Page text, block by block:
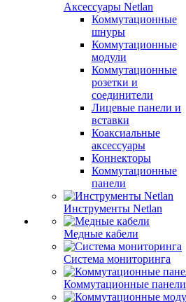
Аксессуары Netlan
Коммутационные
шнуры
Коммутационные
модули
Коммутационные
розетки и
соединители
Лицевые панели и
вставки
Коаксиальные
аксессуары
Коннекторы
Коммутационные
панели
Инструменты Netlan
Медные кабели
Система мониторинга
Коммутационные панели